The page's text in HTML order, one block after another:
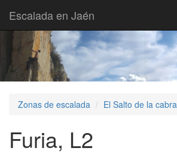
Escalada en Jaén
Zonas de escalada El Salto de la cabra
Furia, L2